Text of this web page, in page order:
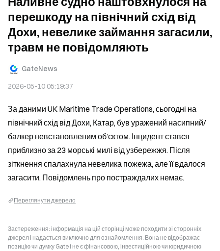
перешкоду на північний схід від
Дохи, невелике займання загасили,
травм не повідомляють
GateNews
2026-05-10 05:19:37
За даними UK Maritime Trade Operations, сьогодні на
північний схід від Дохи, Катар, був уражений насипний/
балкер невстановленим об’єктом. Інцидент стався
приблизно за 23 морські милі від узбережжя. Після
зіткнення спалахнула невелика пожежа, але її вдалося
загасити. Повідомлень про постраждалих немає.
Переглянути джерело
Застереження: інформація на цій сторінці може походити зі сторонніх
джерел і надається виключно для ознайомлення. Вона не відображає
позицію чи думку Gate і не є фінансовою, інвестиційною чи юридичною